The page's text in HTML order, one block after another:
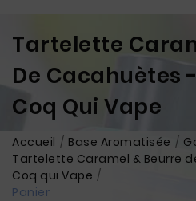
Tartelette
De Cacahuètes
Coq Qui Vape
Accueil Base Aromatisée
Tartelette Caramel & Beurre
Coq qui Vape
Panier